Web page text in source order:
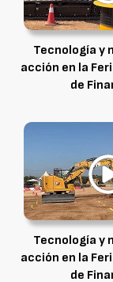
Tecnología y
acción en la
de
Tecnología y
acción en la
de